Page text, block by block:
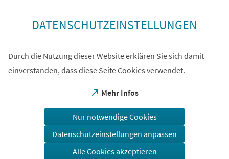
DATENSCHUTZEINSTELLUNGEN
Durch die Nutzung dieser Website erklären Sie sich damit
einverstanden, dass diese Seite Cookies verwendet.
Mehr Infos
(Öffnet
einem
Tab)
Nur notwendige Cookies
Datenschutzeinstellungen anpassen
Alle Cookies akzeptieren